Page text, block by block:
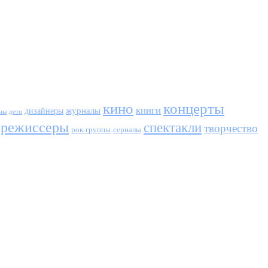
дети дизайнеры журналы кино книги концерты
режиссеры рок-группы сериалы спектаклитворчество